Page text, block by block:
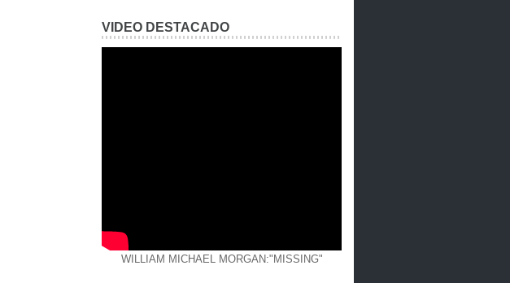
VIDEO DESTACADO
WILLIAM MICHAEL MORGAN:"MISSING"